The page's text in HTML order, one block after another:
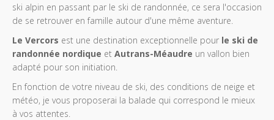
ski alpin en passant par le ski de randonnée, ce sera l'occasion
de se retrouver en famille autour d'une même aventure.
Le Vercors est une destination exceptionnelle pour le ski de
randonnée nordique et Autrans-Méaudre un vallon bien
adapté pour son initiation.
En fonction de votre niveau de ski, des conditions de neige et
météo, je vous proposerai la balade qui correspond le mieux
à vos attentes.